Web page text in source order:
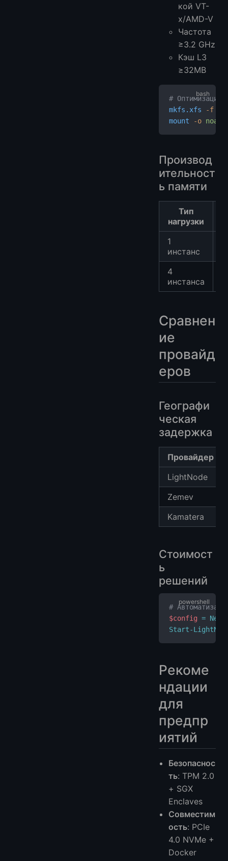
кой VT-
x/AMD-V
Частота
≥3.2 GHz
Кэш L3
≥32MB
# Оптимизация
mkfs.xfs -f
mount -o
Производ
ительност
ь памяти
Тип
нагрузки
1
инстанс
4
инстанса
Сравнен
ие
провайд
еров
Географи
ческая
задержка
Провайдер
LightNode
Zemev
Kamatera
Стоимост
ь
решений
#
$config =
Start-
Рекоме
ндации
для
предпр
иятий
Безопаснос
ть: TPM 2.0
+ SGX
Enclaves
Совместим
ость: PCIe
4.0 NVMe +
Docker